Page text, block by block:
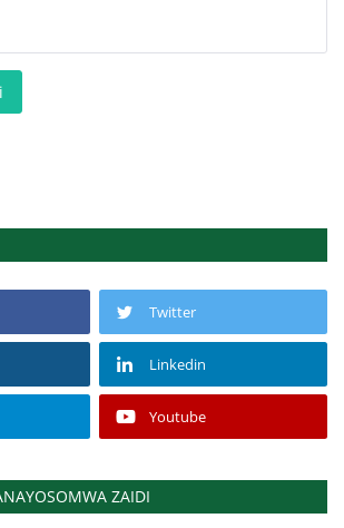
Twitter
Linkedin
Youtube
ZAIDI